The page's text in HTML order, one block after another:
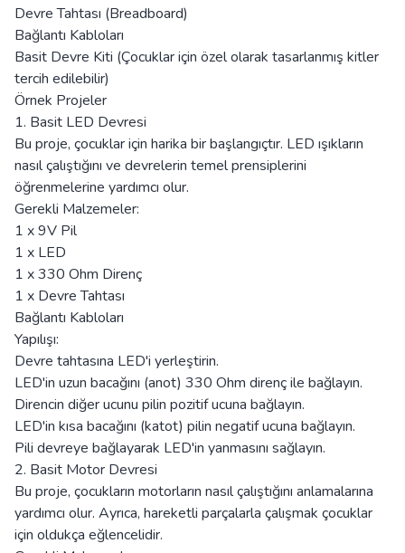
Devre Tahtası (Breadboard)
Bağlantı Kabloları
Basit Devre Kiti (Çocuklar için özel olarak tasarlanmış kitler
tercih edilebilir)
Örnek Projeler
1. Basit LED Devresi
Bu proje, çocuklar için harika bir başlangıçtır. LED ışıkların
nasıl çalıştığını ve devrelerin temel prensiplerini
öğrenmelerine yardımcı olur.
Gerekli Malzemeler:
1 x 9V Pil
1 x LED
1 x 330 Ohm Direnç
1 x Devre Tahtası
Bağlantı Kabloları
Yapılışı:
Devre tahtasına LED'i yerleştirin.
LED'in uzun bacağını (anot) 330 Ohm direnç ile bağlayın.
Direncin diğer ucunu pilin pozitif ucuna bağlayın.
LED'in kısa bacağını (katot) pilin negatif ucuna bağlayın.
Pili devreye bağlayarak LED'in yanmasını sağlayın.
2. Basit Motor Devresi
Bu proje, çocukların motorların nasıl çalıştığını anlamalarına
yardımcı olur. Ayrıca, hareketli parçalarla çalışmak çocuklar
için oldukça eğlencelidir.